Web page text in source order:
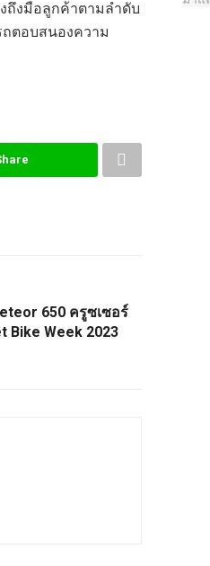
ถึงมือลูกค้าตามลำดับ
ถตอบสนองความ
650 ครูซเซอร์
Bike Week 2023